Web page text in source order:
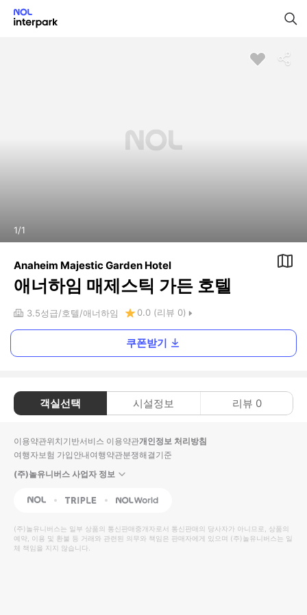
1/1
Anaheim Majestic Garden Hotel
애너하임 매제스틱 가든 호텔
3.5성급 호텔 애너하임 0.0 (리뷰 0)
쿠폰받기
객실선택 시설정보 리뷰 0
이용약관위치기반서비스 이용약관개인정보 처리방침
여행자보험 가입안내여행약관분쟁해결기준
(주)놀유니버스 사업자 정보
NOL Triple Interpark Global
(주)놀유니버스는 일부 상품의 통신판매중개자로서 통신판매의 당사자가 아니므로, 상품의
예약, 이용 및 환불 등 거래와 관련된 의무와 책임은 판매자에게 있으며 (주)놀유니버스는 일
체 책임을 지지 않습니다.